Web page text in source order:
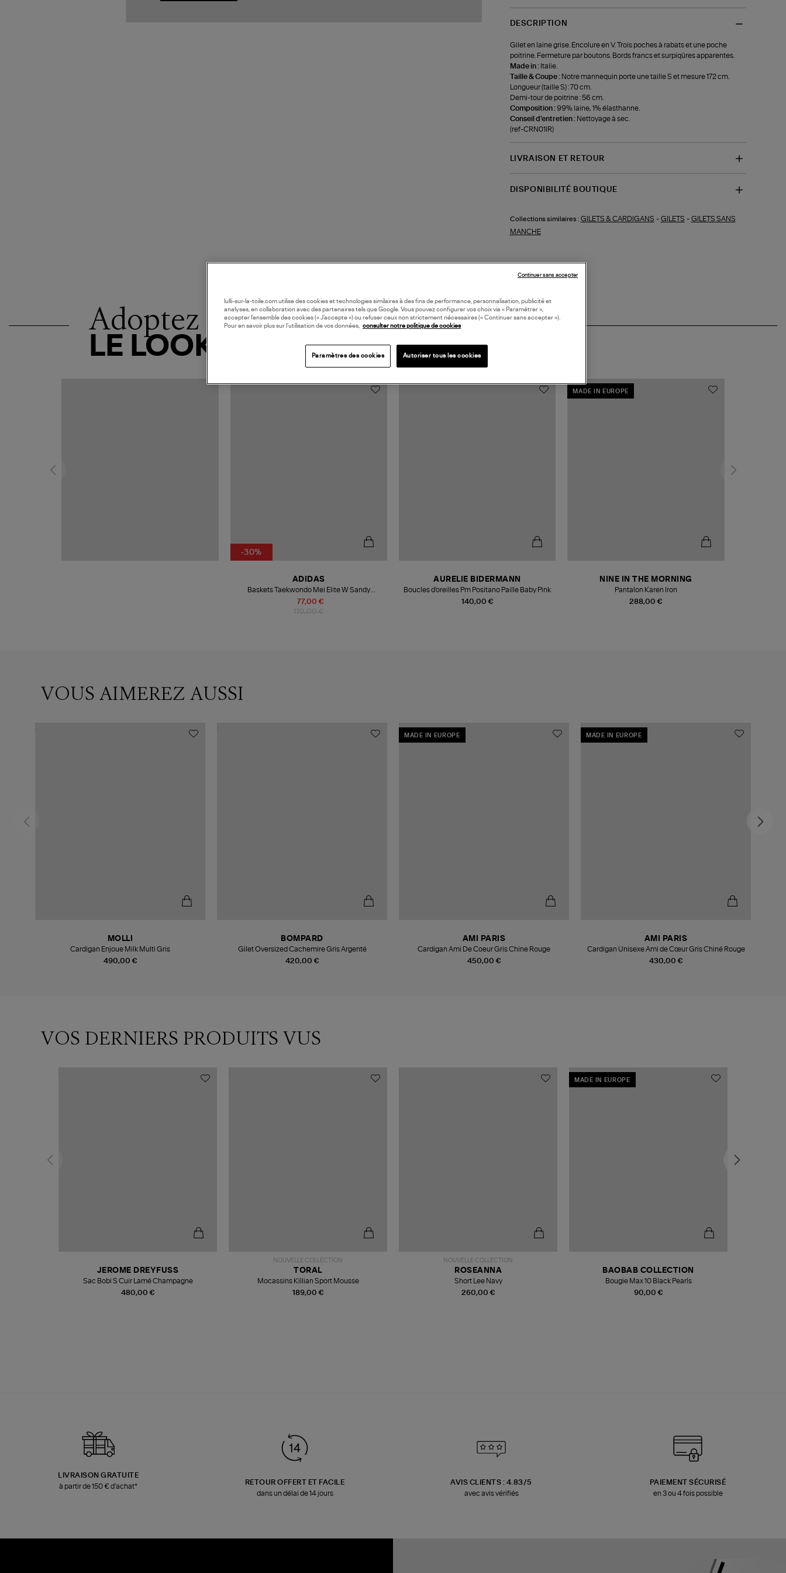
DESCRIPTION
Gilet en laine grise. Encolure en V. Trois poches à rabats et une poche
poitrine. Fermeture par boutons. Bords francs et surpiqûres apparentes.
Made in : Italie.
Taille & Coupe : Notre mannequin porte une taille S et mesure 172 cm.
Longueur (taille S) : 70 cm.
Demi-tour de poitrine : 56 cm.
Composition : 99% laine, 1% élasthanne.
Conseil d'entretien : Nettoyage à sec.
(ref-CRN01IR)
LIVRAISON ET RETOUR
DISPONIBILITÉ BOUTIQUE
Collections similaires : GILETS & CARDIGANS - GILETS - GILETS SANS
MANCHE
Adoptez
LE LOOK
-30%
77,00 €
ADIDAS
Baskets Taekwondo Mei Elite W Sandy
Pink/Sandy Pink/Sandy Pink
140,00 €
AURELIE BIDERMANN
Boucles d'oreilles Pm Positano Paille Baby Pink
MADE IN EUROPE
288,00 €
NINE IN THE MORNING
Pantalon Karen Iron
VOUS AIMEREZ AUSSI
490,00 €
MOLLI
Cardigan Enjoue Milk Multi Gris
420,00 €
BOMPARD
Gilet Oversized Cachemire Gris Argenté
MADE IN EUROPE
450,00 €
AMI PARIS
Cardigan Ami De Coeur Gris Chine Rouge
MADE IN EUROPE
430,00 €
AMI PARIS
Cardigan Unisexe Ami de Cœur Gris Chiné Rouge
VOS DERNIERS PRODUITS VUS
480,00 €
JEROME DREYFUSS
Sac Bobi S Cuir Lamé Champagne
NOUVELLE COLLECTION
189,00 €
TORAL
Mocassins Killian Sport Mousse
NOUVELLE COLLECTION
260,00 €
ROSEANNA
Short Lee Navy
MADE IN EUROPE
90,00 €
BAOBAB COLLECTION
Bougie Max 10 Black Pearls
LIVRAISON GRATUITE
à partir de 150 € d'achat*
RETOUR OFFERT ET FACILE
dans un délai de 14 jours
AVIS CLIENTS : 4.83/5
avec avis vérifiés
PAIEMENT SÉCURISÉ
en 3 ou 4 fois possible
lulli-sur-la-toile.com utilise des cookies et technologies similaires à des fins de performance, personnalisation, publicité et
analyses, en collaboration avec des partenaires tels que Google. Vous pouvez configurer vos choix via « Paramétrer »,
accepter l’ensemble des cookies (« J’accepte ») ou refuser ceux non strictement nécessaires (« Continuer sans accepter »).
Pour en savoir plus sur l’utilisation de vos données, consulter notre politique de cookies
Paramètres des cookies Autoriser tous les cookies
Continuer sans accepter